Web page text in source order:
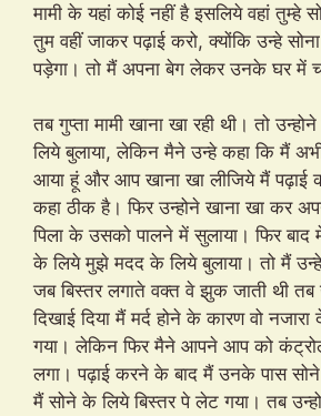
मामी के यहां कोई नहीं है इसलिये वहां तुम्हे
तुम वहीं जाकर पढ़ाई करो, क्योंकि उन्हे
पड़ेगा। तो मैं अपना बेग लेकर उनके घर में
तब गुप्ता मामी खाना खा रही थी। तो
लिये बुलाया, लेकिन मैने उन्हे कहा कि मैं
आया हूं और आप खाना खा लीजिये मैं पढ़ाई
कहा ठीक है। फिर उन्होने खाना खा कर
पिला के उसको पालने में सुलाया। फिर बाद
के लिये मुझे मदद के लिये बुलाया। तो मैं
जब बिस्तर लगाते वक्त वे झुक जाती थी
दिखाई दिया मैं मर्द होने के कारण वो
गया। लेकिन फिर मैने आपने आप को
लगा। पढ़ाई करने के बाद मैं उनके पास सोने
मैं सोने के लिये बिस्तर पे लेट गया। तब